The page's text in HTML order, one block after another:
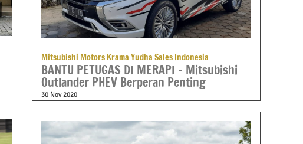
Mitsubishi Motors Krama Yudha Sales Indonesia
BANTU PETUGAS DI MERAPI – Mitsubishi
Outlander PHEV Berperan Penting
30 Nov 2020